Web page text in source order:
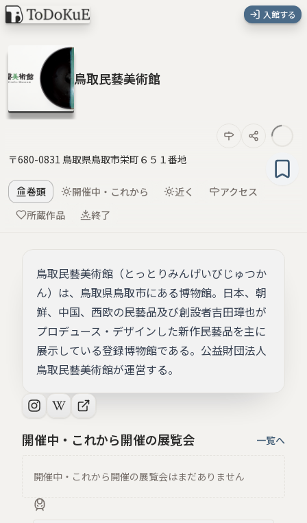
入館する
鳥取民藝美術館
〒680-0831 鳥取県鳥取市栄町６５１番地
巻頭 開催中・これから 近く
アクセス
所蔵作品
終了
鳥取民藝美術館（とっとりみんげいびじゅつか
ん）は、鳥取県鳥取市にある博物館。日本、朝
鮮、中国、西欧の民藝品及び創設者吉田璋也が
プロデュース・デザインした新作民藝品を主に
展示している登録博物館である。公益財団法人
鳥取民藝美術館が運営する。
開催中・これから開催の展覧会 一覧へ
開催中・これから開催の展覧会はまだありません